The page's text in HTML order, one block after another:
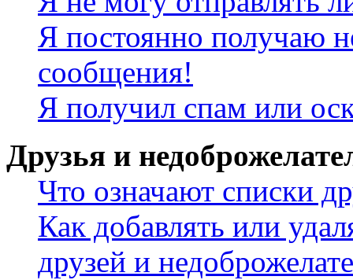
Я постоянно получаю
сообщения!
Я получил спам или
Друзья и
Что означают списки
Как добавлять или
друзей и